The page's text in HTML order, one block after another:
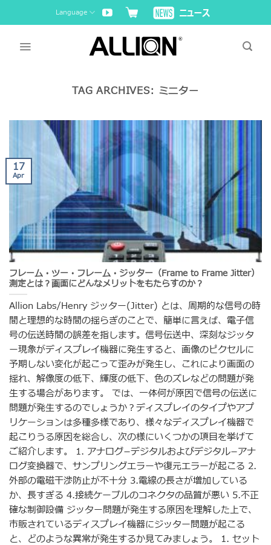
to
Language
TAG ARCHIVES: ミニター
フレーム・ツー・フレーム・ジッター（Frame to Frame Jitter）
測定とは？画面にどんなメリットをもたらすのか？
Allion Labs/Henry ジッター(Jitter) とは、周期的な信号の時
間と理想的な時間の揺らぎのことで、簡単に言えば、電子信
号の伝送時間の誤差を指します。信号伝送中、深刻なジッタ
ー現象がディスプレイ機器に発生すると、画像のピクセルに
予期しない変化が起こって歪みが発生し、これにより画面の
揺れ、解像度の低下、輝度の低下、色のズレなどの問題が発
生する場合があります。 では、一体何が原因で信号の伝送に
問題が発生するのでしょうか？ディスプレイのタイプやアプ
リケーションは多種多様であり、様々なディスプレイ機器で
起こりうる原因を総合し、次の様にいくつかの項目を挙げて
ご紹介します。 1. アナログ−デジタルおよびデジタル−アナ
ログ変換器で、サンプリングエラーや復元エラーが起こる 2.
外部の電磁干渉防止が不十分 3.電線の長さが増加している
か、長すぎる 4.接続ケーブルのコネクタの品質が悪い 5.不正
確な制御設備 ジッター問題が発生する原因を理解した上で、
市販されているディスプレイ機器にジッター問題が起こる
と、どのような異常が発生するか見てみましょう。 1. セット
17
Apr